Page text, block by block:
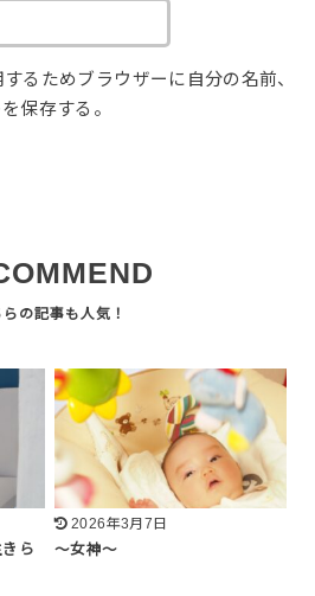
るためブラウザーに自分の名前、
保存する。
ら
2026年3月7日
〜女神〜